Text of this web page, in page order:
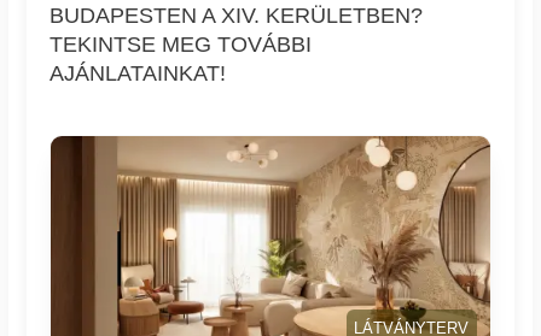
BUDAPESTEN A XIV. KERÜLETBEN?
TEKINTSE MEG TOVÁBBI
AJÁNLATAINKAT!
LÁTVÁNYTERV